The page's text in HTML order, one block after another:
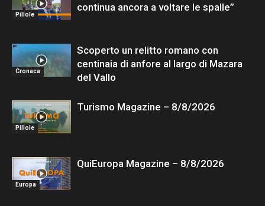
Pillole
continua ancora a voltare le spalle”
Cronaca
Scoperto un relitto romano con
centinaia di anfore al largo di Mazara
del Vallo
Pillole
Turismo Magazine – 8/8/2026
Europa
QuiEuropa Magazine – 8/8/2026